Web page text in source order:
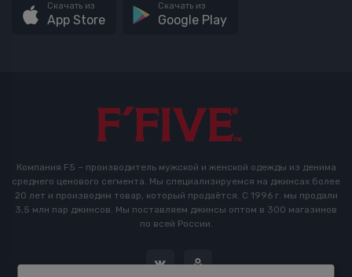
Скачать из
App Store
Скачать из
Google Play
Компания F5 – производитель мужской и женской одежды из денима
среднего ценового сегмента. Мы специализируемся на джинсах более
20 лет и производим товар, который продаётся. С 1996 г. мы продали
3,5 млн пар джинсов. Мы поставляем джинсы оптом в 300 магазинов
по всей России.